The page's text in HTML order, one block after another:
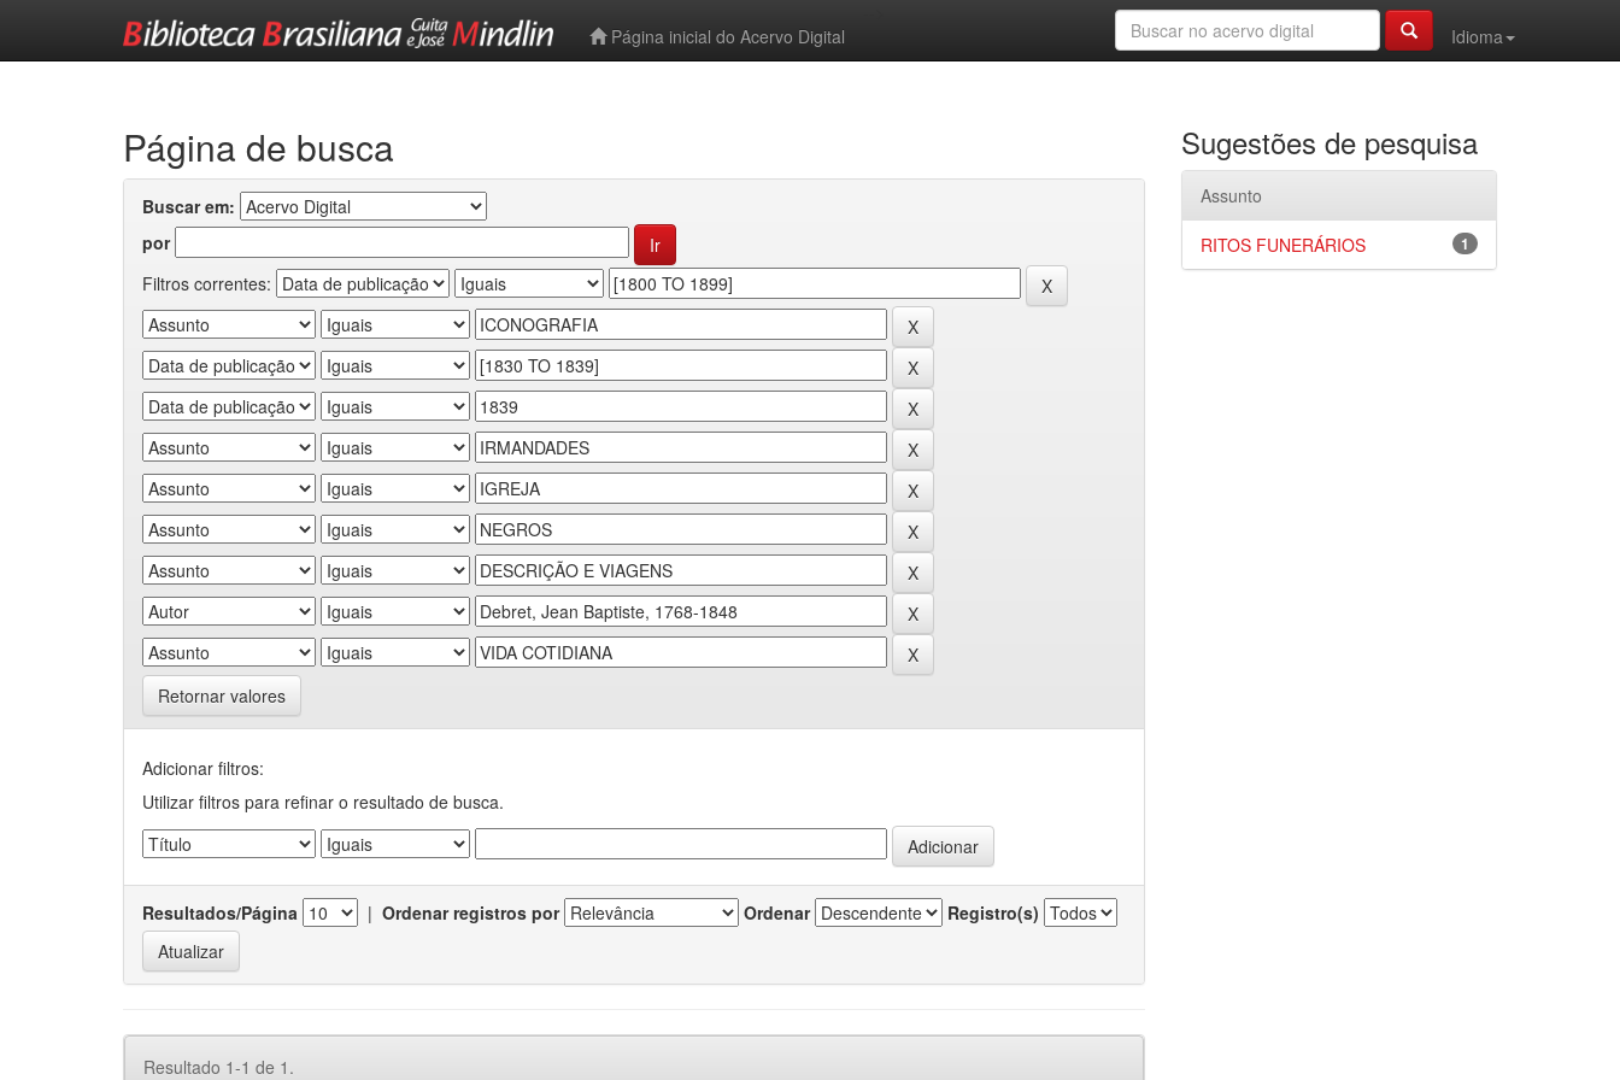
Página inicial do Acervo Digital
Idioma
Página de busca
Buscar em:
por
Filtros correntes:
Retornar valores
Adicionar filtros:
Utilizar filtros para refinar o resultado de busca.
Resultados/Página | Ordenar registros por Ordenar Registro(s)
Resultado 1-1 de 1.
Sugestões de pesquisa
Assunto
1
RITOS FUNERÁRIOS